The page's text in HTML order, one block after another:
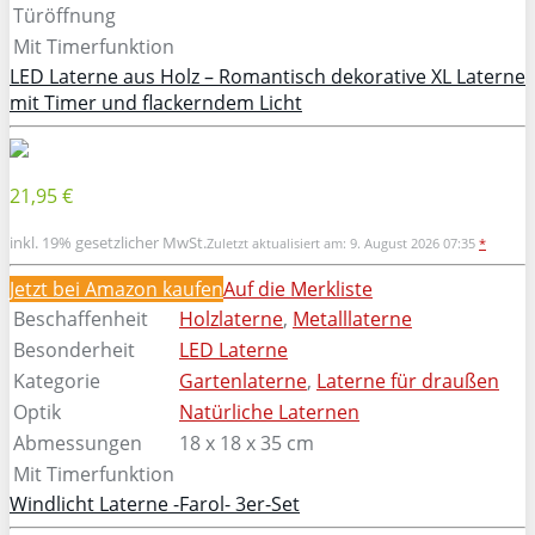
Türöffnung
Mit Timerfunktion
LED Laterne aus Holz – Romantisch dekorative XL Laterne
mit Timer und flackerndem Licht
21,95 €
inkl. 19% gesetzlicher MwSt.Zuletzt aktualisiert am: 9. August 2026 07:35 *
Jetzt bei Amazon kaufenAuf die Merkliste
Beschaffenheit
Holzlaterne, Metalllaterne
Besonderheit
LED Laterne
Kategorie
Gartenlaterne, Laterne für draußen
Optik
Natürliche Laternen
Abmessungen
18 x 18 x 35 cm
Mit Timerfunktion
Windlicht Laterne -Farol- 3er-Set